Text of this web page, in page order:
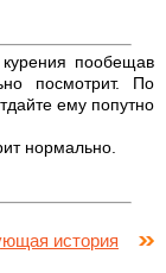
пообещав
посмотрит. По
ему попутно
нормально.
история